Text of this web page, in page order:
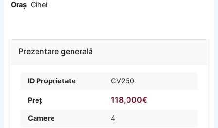
Oraș Cihei
Prezentare generală
ID Proprietate CV250
Preț 118,000€
Camere 4